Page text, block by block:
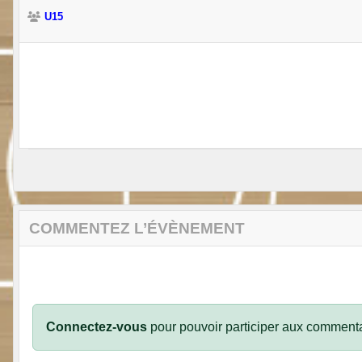
U15
COMMENTEZ L’ÉVÈNEMENT
Connectez-vous pour pouvoir participer aux